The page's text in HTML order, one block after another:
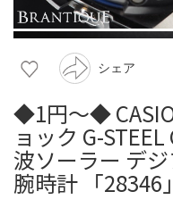
シェア
◆1円～◆ CASIO
ョック G-
波ソーラー デ
腕時計 「28346」